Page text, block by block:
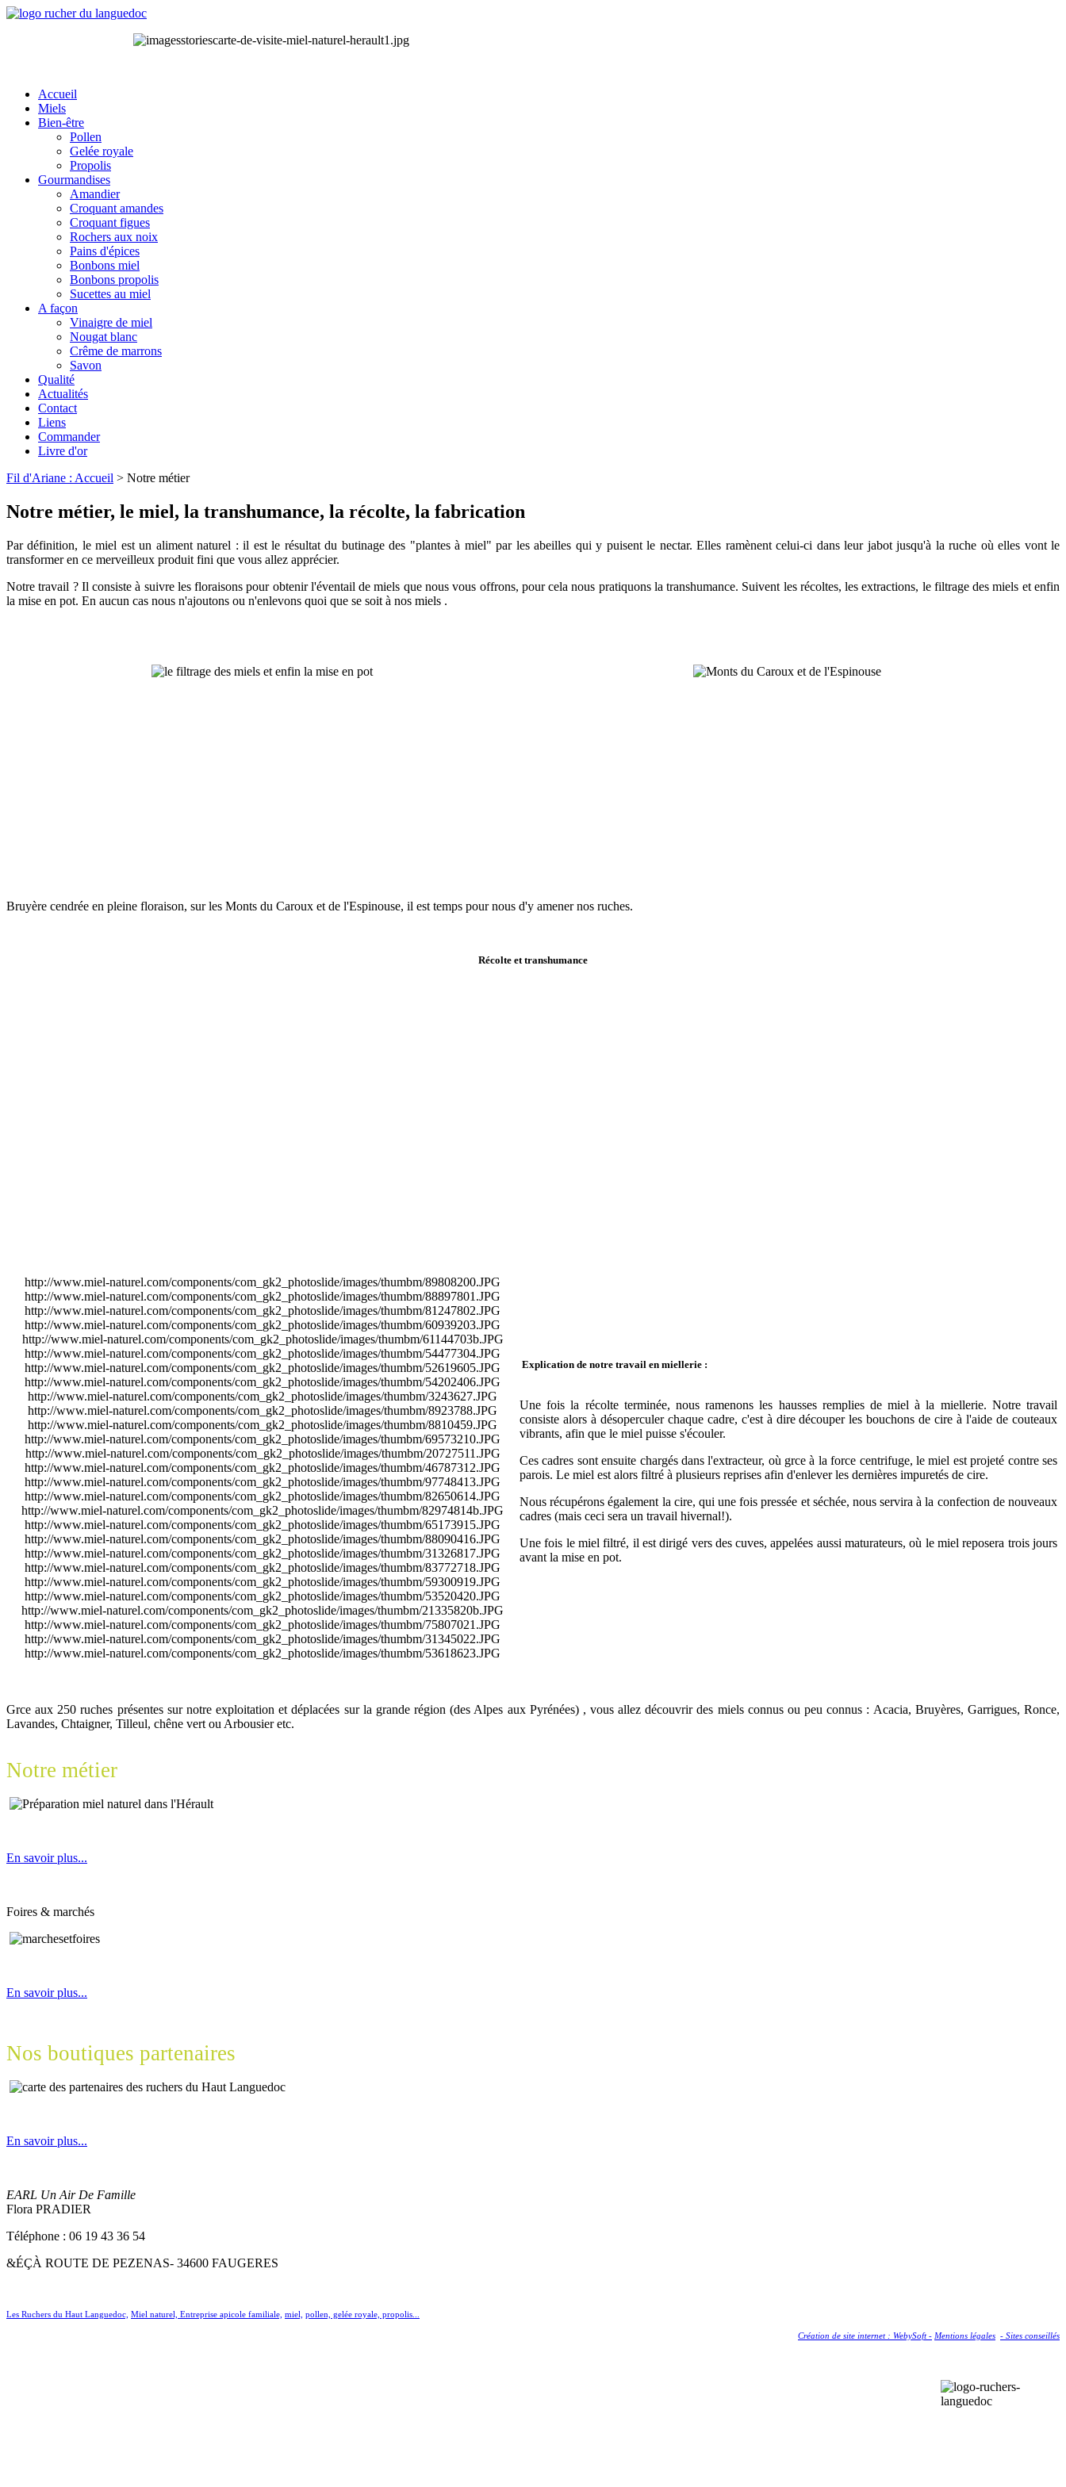
Accueil
Miels
Bien-être
Pollen
Gelée royale
Propolis
Gourmandises
Amandier
Croquant amandes
Croquant figues
Rochers aux noix
Pains d'épices
Bonbons miel
Bonbons propolis
Sucettes au miel
A façon
Vinaigre de miel
Nougat blanc
Crême de marrons
Savon
Qualité
Actualités
Contact
Liens
Commander
Livre d'or
Fil d'Ariane : Accueil > Notre métier
Notre métier, le miel, la transhumance, la récolte, la fabrication
Par définition, le miel est un aliment naturel : il est le résultat du butinage des "plantes à miel" par les abeilles qui y puisent le nectar. Elles ramènent celui-ci dans leur jabot jusqu'à la ruche où elles vont le
transformer en ce merveilleux produit fini que vous allez apprécier.
Notre travail ? Il consiste à suivre les floraisons pour obtenir l'éventail de miels que nous vous offrons, pour cela nous pratiquons la transhumance. Suivent les récoltes, les extractions, le filtrage des miels et enfin
la mise en pot. En aucun cas nous n'ajoutons ou n'enlevons quoi que se soit à nos miels .
Bruyère cendrée en pleine floraison, sur les Monts du Caroux et de l'Espinouse, il est temps pour nous d'y amener nos ruches.
Récolte et transhumance
http://www.miel-naturel.com/components/com_gk2_photoslide/images/thumbm/89808200.JPG
http://www.miel-naturel.com/components/com_gk2_photoslide/images/thumbm/88897801.JPG
http://www.miel-naturel.com/components/com_gk2_photoslide/images/thumbm/81247802.JPG
http://www.miel-naturel.com/components/com_gk2_photoslide/images/thumbm/60939203.JPG
http://www.miel-naturel.com/components/com_gk2_photoslide/images/thumbm/61144703b.JPG
http://www.miel-naturel.com/components/com_gk2_photoslide/images/thumbm/54477304.JPG
http://www.miel-naturel.com/components/com_gk2_photoslide/images/thumbm/52619605.JPG
http://www.miel-naturel.com/components/com_gk2_photoslide/images/thumbm/54202406.JPG
http://www.miel-naturel.com/components/com_gk2_photoslide/images/thumbm/3243627.JPG
http://www.miel-naturel.com/components/com_gk2_photoslide/images/thumbm/8923788.JPG
http://www.miel-naturel.com/components/com_gk2_photoslide/images/thumbm/8810459.JPG
http://www.miel-naturel.com/components/com_gk2_photoslide/images/thumbm/69573210.JPG
http://www.miel-naturel.com/components/com_gk2_photoslide/images/thumbm/20727511.JPG
http://www.miel-naturel.com/components/com_gk2_photoslide/images/thumbm/46787312.JPG
http://www.miel-naturel.com/components/com_gk2_photoslide/images/thumbm/97748413.JPG
http://www.miel-naturel.com/components/com_gk2_photoslide/images/thumbm/82650614.JPG
http://www.miel-naturel.com/components/com_gk2_photoslide/images/thumbm/82974814b.JPG
http://www.miel-naturel.com/components/com_gk2_photoslide/images/thumbm/65173915.JPG
http://www.miel-naturel.com/components/com_gk2_photoslide/images/thumbm/88090416.JPG
http://www.miel-naturel.com/components/com_gk2_photoslide/images/thumbm/31326817.JPG
http://www.miel-naturel.com/components/com_gk2_photoslide/images/thumbm/83772718.JPG
http://www.miel-naturel.com/components/com_gk2_photoslide/images/thumbm/59300919.JPG
http://www.miel-naturel.com/components/com_gk2_photoslide/images/thumbm/53520420.JPG
http://www.miel-naturel.com/components/com_gk2_photoslide/images/thumbm/21335820b.JPG
http://www.miel-naturel.com/components/com_gk2_photoslide/images/thumbm/75807021.JPG
http://www.miel-naturel.com/components/com_gk2_photoslide/images/thumbm/31345022.JPG
http://www.miel-naturel.com/components/com_gk2_photoslide/images/thumbm/53618623.JPG
Explication de notre travail en miellerie :
Une fois la récolte terminée, nous ramenons les hausses remplies de miel à la miellerie. Notre travail
consiste alors à désoperculer chaque cadre, c'est à dire découper les bouchons de cire à l'aide de couteaux
vibrants, afin que le miel puisse s'écouler.
Ces cadres sont ensuite chargés dans l'extracteur, où grce à la force centrifuge, le miel est projeté contre ses
parois. Le miel est alors filtré à plusieurs reprises afin d'enlever les dernières impuretés de cire.
Nous récupérons également la cire, qui une fois pressée et séchée, nous servira à la confection de nouveaux
cadres (mais ceci sera un travail hivernal!).
Une fois le miel filtré, il est dirigé vers des cuves, appelées aussi maturateurs, où le miel reposera trois jours
avant la mise en pot.
Grce aux 250 ruches présentes sur notre exploitation et déplacées sur la grande région (des Alpes aux Pyrénées) , vous allez découvrir des miels connus ou peu connus : Acacia, Bruyères, Garrigues, Ronce,
Lavandes, Chtaigner, Tilleul, chêne vert ou Arbousier etc.
Notre métier
En savoir plus...
Foires & marchés
En savoir plus...
Nos boutiques partenaires
En savoir plus...
EARL Un Air De Famille
Flora PRADIER
Téléphone : 06 19 43 36 54
&ÉÇÀ ROUTE DE PEZENAS- 34600 FAUGERES
Les Ruchers du Haut Languedoc, Miel naturel, Entreprise apicole familiale, miel, pollen, gelée royale, propolis...
Création de site internet : WebySoft - Mentions légales - Sites conseillés